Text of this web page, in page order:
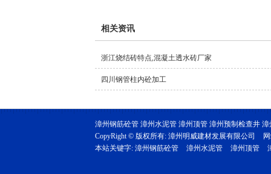
相关资讯
浙江烧结砖特点,混凝土透水砖厂家
四川钢管柱内砼加工
漳州钢筋砼管 漳州水泥管 漳州顶管 漳州预制检查井
CopyRight © 版权所有: 漳州明威建材发展有限公司
本站关键字: 漳州钢筋砼管 漳州水泥管 漳州顶管